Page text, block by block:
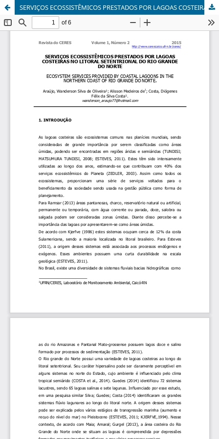
SERVIÇOS ECOSSISTÊMICOS PRESTADOS POR LAGOAS COSTEIRAS NO LITORAL SETENTRIONAL DO RIO GRANDE DO NORTE